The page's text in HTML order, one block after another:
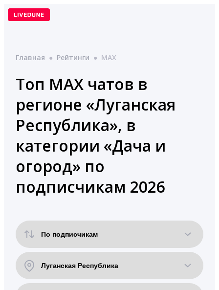
Перейти
Главная ● Рейтинги ● MAX
Топ MAX чатов в
регионе «Луганская
Республика», в
категории «Дача и
огород» по
подписчикам 2026